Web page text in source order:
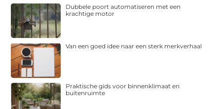
Dubbele poort automatiseren met een
krachtige motor
Van een goed idee naar een sterk merkverhaal
Praktische gids voor binnenklimaat en
buitenruimte